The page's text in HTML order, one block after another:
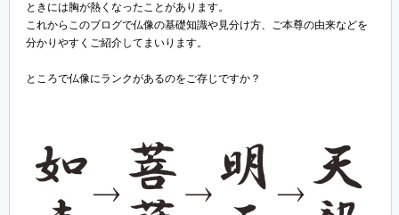
ときには胸が熱くなったことがあります。
これからこのブログで仏像の基礎知識や見分け方、ご本尊の由来などを
分かりやすくご紹介してまいります。
ところで仏像にランクがあるのをご存じですか？